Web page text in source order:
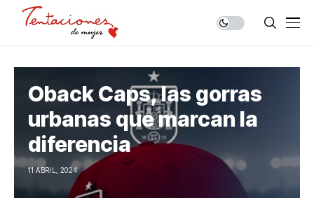
Oback Caps, las gorras
urbanas que marcan la
diferencia
11 ABRIL, 2024